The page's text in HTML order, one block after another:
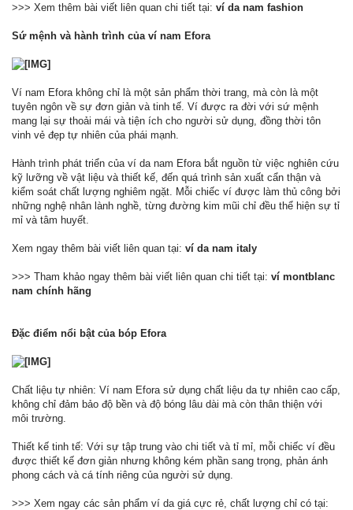
>>> Xem thêm bài viết liên quan chi tiết tại: ví da nam fashion
Sứ mệnh và hành trình của ví nam Efora
Ví nam Efora không chỉ là một sản phẩm thời trang, mà còn là một
tuyên ngôn về sự đơn giản và tinh tế. Ví được ra đời với sứ mệnh
mang lại sự thoải mái và tiện ích cho người sử dụng, đồng thời tôn
vinh vẻ đẹp tự nhiên của phái mạnh.
Hành trình phát triển của ví da nam Efora bắt nguồn từ việc nghiên cứu
kỹ lưỡng về vật liệu và thiết kế, đến quá trình sản xuất cẩn thận và
kiểm soát chất lượng nghiêm ngặt. Mỗi chiếc ví được làm thủ công bởi
những nghệ nhân lành nghề, từng đường kim mũi chỉ đều thể hiện sự tỉ
mỉ và tâm huyết.
Xem ngay thêm bài viết liên quan tại: ví da nam italy
>>> Tham khảo ngay thêm bài viết liên quan chi tiết tại: ví montblanc
nam chính hãng
Đặc điểm nổi bật của bóp Efora
Chất liệu tự nhiên: Ví nam Efora sử dụng chất liệu da tự nhiên cao cấp,
không chỉ đảm bảo độ bền và độ bóng lâu dài mà còn thân thiện với
môi trường.
Thiết kế tinh tế: Với sự tập trung vào chi tiết và tỉ mỉ, mỗi chiếc ví đều
được thiết kế đơn giản nhưng không kém phần sang trọng, phản ánh
phong cách và cá tính riêng của người sử dụng.
>>> Xem ngay các sản phẩm ví da giá cực rẻ, chất lượng chỉ có tại: